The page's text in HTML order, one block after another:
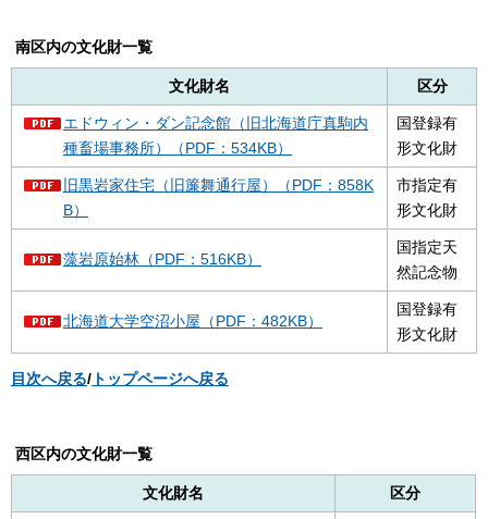
南区内の文化財一覧
文化財名 区分
エドウィン・ダン記念館（旧北海道庁真駒内
種畜場事務所）（PDF：534KB）
国登録有
形文化財
旧黒岩家住宅（旧簾舞通行屋）（PDF：858K
B）
市指定有
形文化財
藻岩原始林（PDF：516KB）
国指定天
然記念物
北海道大学空沼小屋（PDF：482KB）
国登録有
形文化財
目次へ戻る/ トップページへ戻る
西区内の文化財一覧
文化財名 区分